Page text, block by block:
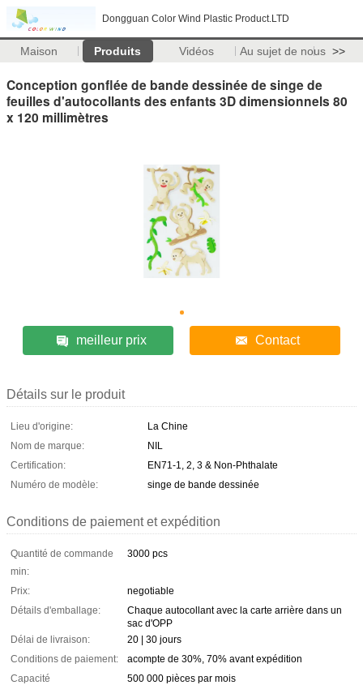
Dongguan Color Wind Plastic Product.LTD
Maison Produits Vidéos Au sujet de nous >>
Conception gonflée de bande dessinée de singe de
feuilles d'autocollants des enfants 3D dimensionnels 80
x 120 millimètres
meilleur prix Contact
Détails sur le produit
Lieu d'origine:
La Chine
Nom de marque:
NIL
Certification:
EN71-1, 2, 3 & Non-Phthalate
Numéro de modèle:
singe de bande dessinée
Conditions de paiement et expédition
Quantité de commande
min:
3000 pcs
Prix:
negotiable
Détails d'emballage:
Chaque autocollant avec la carte arrière dans un
sac d'OPP
Délai de livraison:
20 | 30 jours
Conditions de paiement:
acompte de 30%, 70% avant expédition
Capacité
500 000 pièces par mois